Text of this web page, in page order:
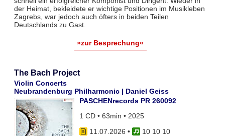
der Heimat, bekleidete er wichtige Positionen im Musikleben
Zagrebs, war jedoch auch öfters in beiden Teilen
Deutschlands zu Gast.
»zur Besprechung«
The Bach Project
Violin Concerts
Neubrandenburg Philharmonic | Daniel Geiss
PASCHENrecords PR 260092
1 CD • 63min • 2025
11.07.2026 •
10 10 10